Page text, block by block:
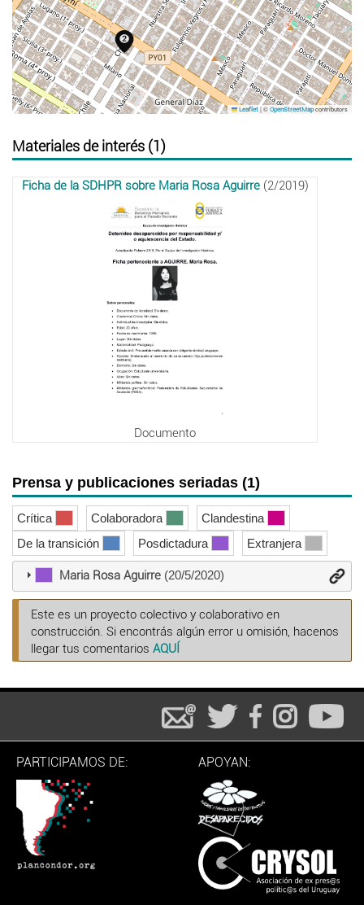
Leaflet |© OpenStreetMapcontributors
Materiales de interés (1)
Ficha de la SDHPR sobre Maria Rosa Aguirre(2/2019)
Documento
Prensa y publicaciones seriadas (1)
Crítica Colaboradora
Clandestina
De la transición
Posdictadura Extranjera
Maria Rosa Aguirre(20/5/2020)
Este es un proyecto colectivo y colaborativo en
construcción. Si encontrás algún error u omisión, hacenos
llegar tus comentarios AQUÍ
PARTICIPAMOS DE: APOYAN: